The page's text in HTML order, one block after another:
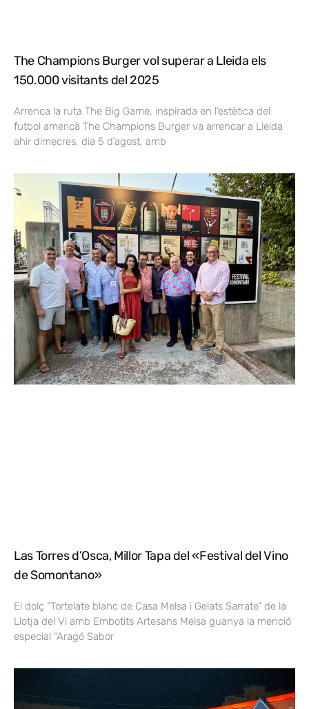
The Champions Burger vol superar a Lleida els
150.000 visitants del 2025
Arrenca la ruta The Big Game, inspirada en l’estètica del
futbol americà The Champions Burger va arrencar a Lleida
ahir dimecres, dia 5 d’agost, amb
Las Torres d’Osca, Millor Tapa del «Festival del Vino
de Somontano»
El dolç “Tortelate blanc de Casa Melsa i Gelats Sarrate” de la
Llotja del Vi amb Embotits Artesans Melsa guanya la menció
especial “Aragó Sabor